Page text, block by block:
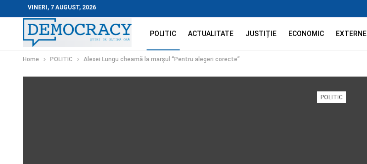
VINERI, 7 AUGUST, 2026
POLITIC ACTUALITATE JUSTIȚIE ECONOMIC EXTERNE
Home POLITIC Alexei Lungu cheamă la marșul “Pentru alegeri corecte”
POLITIC